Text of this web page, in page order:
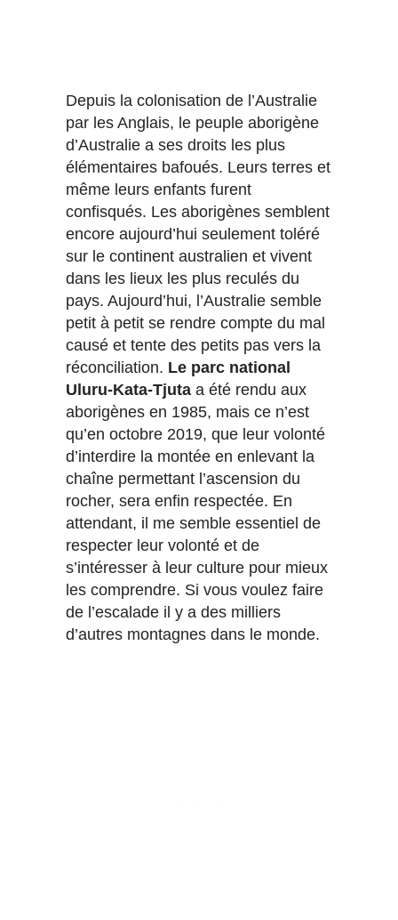
Depuis la colonisation de l’Australie
par les Anglais, le peuple aborigène
d’Australie a ses droits les plus
élémentaires bafoués. Leurs terres et
même leurs enfants furent
confisqués. Les aborigènes semblent
encore aujourd’hui seulement toléré
sur le continent australien et vivent
dans les lieux les plus reculés du
pays. Aujourd’hui, l’Australie semble
petit à petit se rendre compte du mal
causé et tente des petits pas vers la
réconciliation. Le parc national
Uluru-Kata-Tjuta a été rendu aux
aborigènes en 1985, mais ce n’est
qu’en octobre 2019, que leur volonté
d’interdire la montée en enlevant la
chaîne permettant l’ascension du
rocher, sera enfin respectée. En
attendant, il me semble essentiel de
respecter leur volonté et de
s’intéresser à leur culture pour mieux
les comprendre. Si vous voulez faire
de l’escalade il y a des milliers
d’autres montagnes dans le monde.